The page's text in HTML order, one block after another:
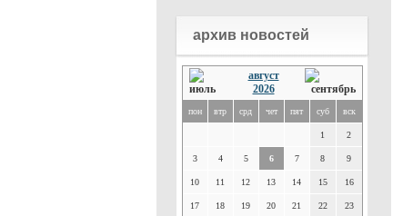
архив новостей
август
2026
пон втр срд чет пят суб вск
1 2
3 4 5 6 7 8 9
10 11 12 13 14 15 16
17 18 19 20 21 22 23